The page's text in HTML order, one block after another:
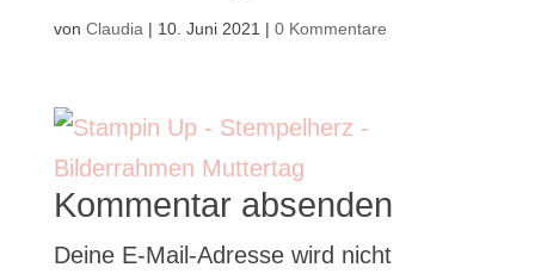
von Claudia | 10. Juni 2021 | 0 Kommentare
Kommentar absenden
Deine E-Mail-Adresse wird nicht